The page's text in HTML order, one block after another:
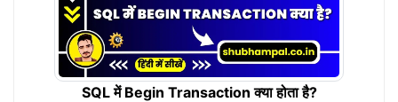
SQL में Begin Transaction क्या होता है?